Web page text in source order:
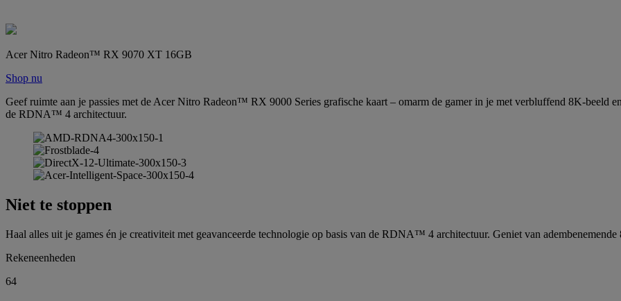
Acer Nitro Radeon™ RX 9070 XT 16GB
Shop nu
Geef ruimte aan je passies met de Acer Nitro Radeon™ RX 9000 Series grafische kaart – omarm de gamer in je met verbluffend 8K-beeld
de RDNA™ 4 architectuur.
Niet te stoppen
Haal alles uit je games én je creativiteit met geavanceerde technologie op basis van de RDNA™ 4 architectuur. Geniet van
Rekeneenheden
64